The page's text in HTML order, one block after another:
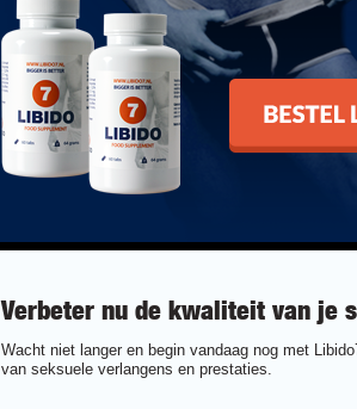
Bestel Libido7
Verbeter nu de kwaliteit van je
Wacht niet langer en begin vandaag nog met
van seksuele verlangens en prestaties.